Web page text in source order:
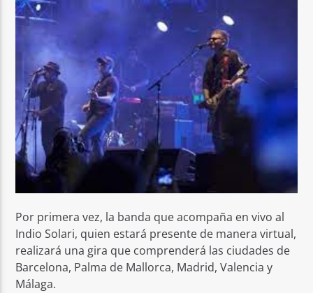
Por primera vez, la banda que acompaña en vivo al
Indio Solari, quien estará presente de manera virtual,
realizará una gira que comprenderá las ciudades de
Barcelona, Palma de Mallorca, Madrid, Valencia y
Málaga.